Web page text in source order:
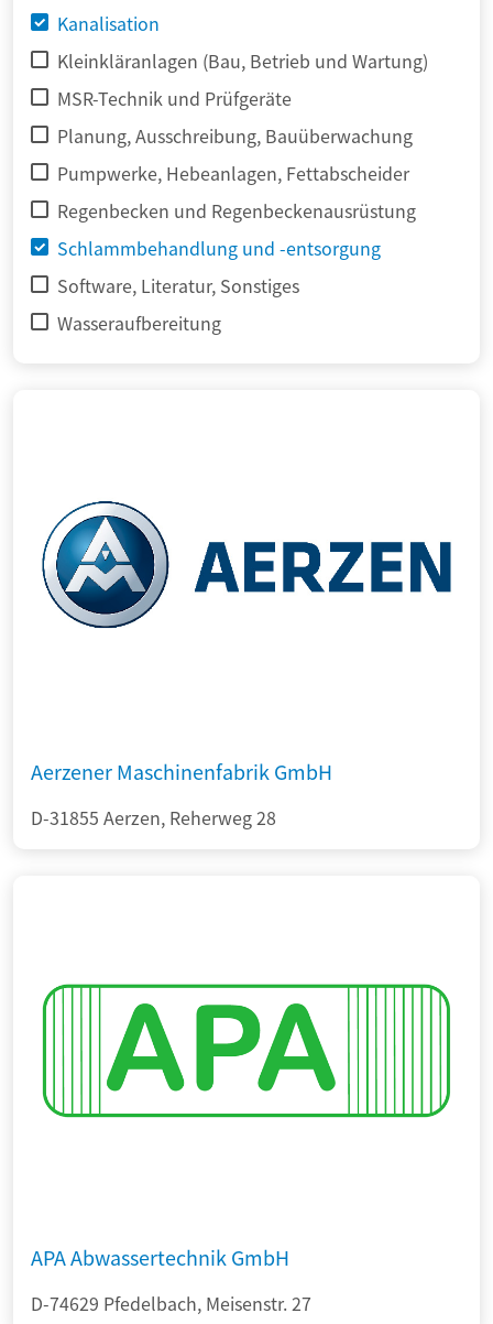
Kanalisation
Kleinkläranlagen (Bau, Betrieb und Wartung)
MSR-Technik und Prüfgeräte
Planung, Ausschreibung, Bauüberwachung
Pumpwerke, Hebeanlagen, Fettabscheider
Regenbecken und Regenbeckenausrüstung
Schlammbehandlung und -entsorgung
Software, Literatur, Sonstiges
Wasseraufbereitung
Aerzener Maschinenfabrik GmbH
D-31855 Aerzen, Reherweg 28
APA Abwassertechnik GmbH
D-74629 Pfedelbach, Meisenstr. 27